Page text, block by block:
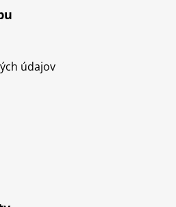
údajov